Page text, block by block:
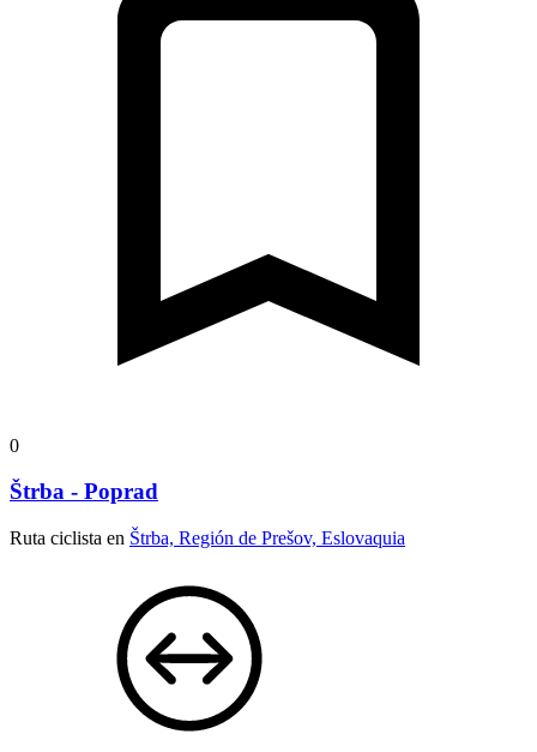
0
Štrba - Poprad
Ruta ciclista en Štrba, Región de Prešov, Eslovaquia